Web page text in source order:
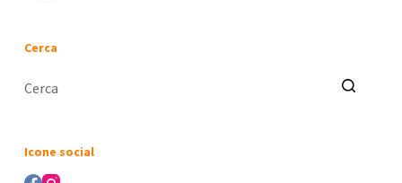
Cerca
Icone social